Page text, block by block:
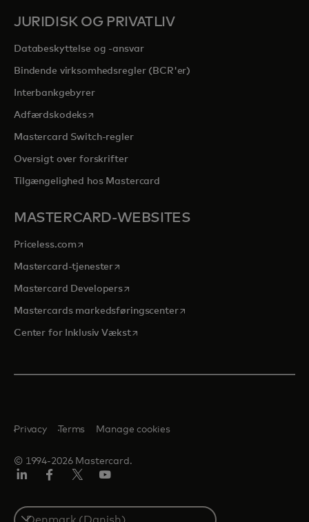
JURIDISK OG PRIVATLIV
Databeskyttelse og -ansvar
Bindende virksomhedsregler (BCR'er)
Interbankgebyrer
Adfærdskodeksopens in a new tab
Mastercard Switch-regler
Oversigt over forskrifter
Tilgængelighed hos Mastercard
MASTERCARD-WEBSITES
Priceless.com opens in a new tab
Mastercard-tjenesteropens in a new tab
Mastercard Developersopens in a new tab
Mastercards markedsføringscenteropens in a new tab
Center for Inklusiv Vækstopens in a new tab
© 1994-2026 Mastercard.
Privacy Terms Manage cookies
Select